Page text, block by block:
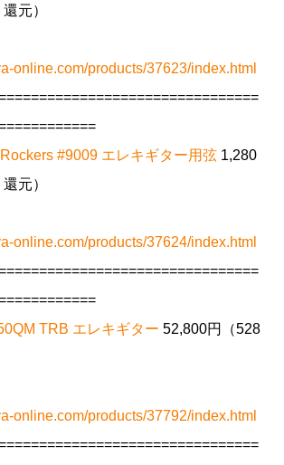
元）
online.com/products/37623/index.html
#9009 エレキギター用弦 1,280
元）
online.com/products/37624/index.html
TRB エレキギター 52,800円（528
online.com/products/37792/index.html